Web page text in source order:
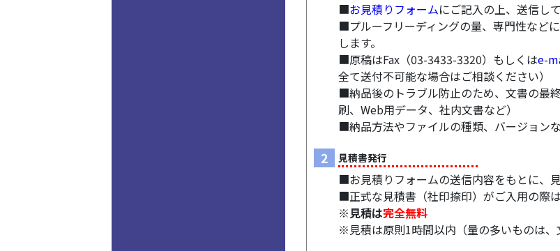
■お見積りフォームにご記入の上、送信し
■プルーフリーディングの量、専門性など
します。
■原稿はFax（03-3433-3320）もしくはe-
全て送付不可能な場合はご相談ください）
■納品後のトラブル防止のため、文書の最
刷、Web用データ、社内文書など）
■納品方法やファイルの種類、バージョン
2 見積書発行
■お見積りフォームの送信内容をもとに、
■正式な見積書（社印捺印）がご入用の際
※見積は完全無料
※見積は原則1時間以内（量の多いものは、